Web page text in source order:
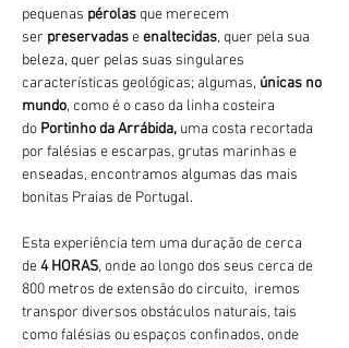
pequenas pérolas que merecem
ser preservadas e enaltecidas, quer pela sua
beleza, quer pelas suas singulares
características geológicas; algumas, únicas no
mundo, como é o caso da linha costeira
do Portinho da Arrábida, uma costa recortada
por falésias e escarpas, grutas marinhas e
enseadas, encontramos algumas das mais
bonitas Praias de Portugal.
Esta experiência tem uma duração de cerca
de 4 HORAS, onde ao longo dos seus cerca de
800 metros de extensão do circuito,  iremos
transpor diversos obstáculos naturais, tais
como falésias ou espaços confinados, onde